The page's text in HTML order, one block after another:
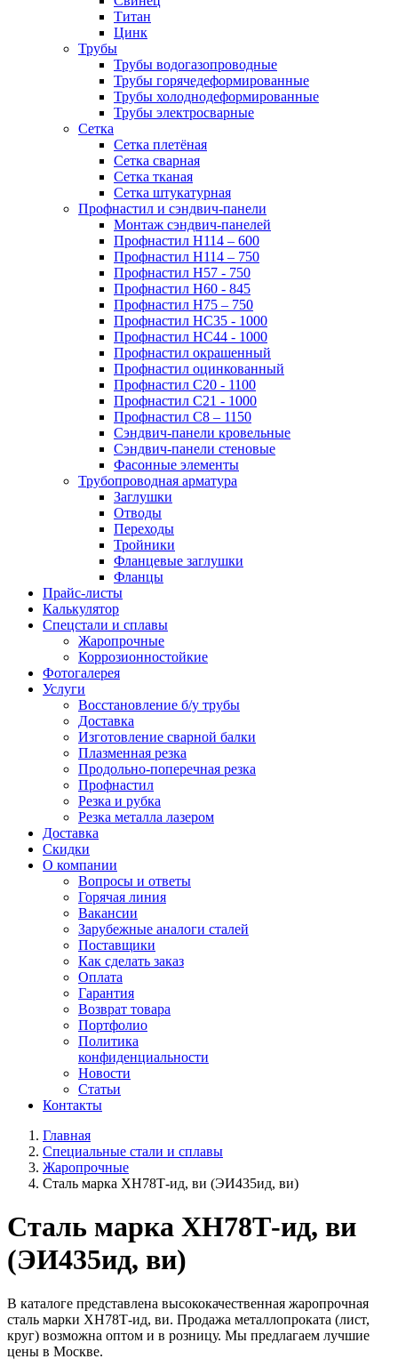
Титан
Цинк
Трубы
Трубы водогазопроводные
Трубы горячедеформированные
Трубы холоднодеформированные
Трубы электросварные
Сетка
Сетка плетёная
Сетка сварная
Сетка тканая
Сетка штукатурная
Профнастил и сэндвич-панели
Монтаж сэндвич-панелей
Профнастил Н114 – 600
Профнастил Н114 – 750
Профнастил Н57 - 750
Профнастил Н60 - 845
Профнастил Н75 – 750
Профнастил НС35 - 1000
Профнастил НС44 - 1000
Профнастил окрашенный
Профнастил оцинкованный
Профнастил С20 - 1100
Профнастил С21 - 1000
Профнастил С8 – 1150
Сэндвич-панели кровельные
Сэндвич-панели стеновые
Фасонные элементы
Трубопроводная арматура
Заглушки
Отводы
Переходы
Тройники
Фланцевые заглушки
Фланцы
Прайс-листы
Калькулятор
Спецстали и сплавы
Жаропрочные
Коррозионностойкие
Фотогалерея
Услуги
Восстановление б/у трубы
Доставка
Изготовление сварной балки
Плазменная резка
Продольно-поперечная резка
Профнастил
Резка и рубка
Резка металла лазером
Доставка
Скидки
О компании
Вопросы и ответы
Горячая линия
Вакансии
Зарубежные аналоги сталей
Поставщики
Как сделать заказ
Оплата
Гарантия
Возврат товара
Портфолио
Политика
конфиденциальности
Новости
Статьи
Контакты
Главная
Специальные стали и сплавы
Жаропрочные
Сталь марка ХН78Т-ид, ви (ЭИ435ид, ви)
Сталь марка ХН78Т-ид, ви
(ЭИ435ид, ви)
В каталоге представлена высококачественная жаропрочная
сталь марки ХН78Т-ид, ви. Продажа металлопроката (лист,
круг) возможна оптом и в розницу. Мы предлагаем лучшие
цены в Москве.